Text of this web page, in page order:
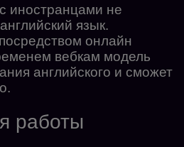
иностранцами не
язык.
онлайн
вебкам модель
английского и сможет
работы